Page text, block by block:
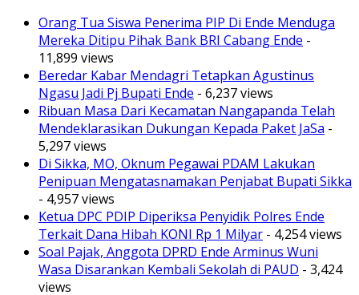
Orang Tua Siswa Penerima PIP Di Ende Menduga
Mereka Ditipu Pihak Bank BRI Cabang Ende -
11,899 views
Beredar Kabar Mendagri Tetapkan Agustinus
Ngasu Jadi Pj Bupati Ende - 6,237 views
Ribuan Masa Dari Kecamatan Nangapanda Telah
Mendeklarasikan Dukungan Kepada Paket JaSa -
5,297 views
Di Sikka, MO, Oknum Pegawai PDAM Lakukan
Penipuan Mengatasnamakan Penjabat Bupati Sikka
- 4,957 views
Ketua DPC PDIP Diperiksa Penyidik Polres Ende
Terkait Dana Hibah KONI Rp 1 Milyar - 4,254 views
Soal Pajak, Anggota DPRD Ende Arminus Wuni
Wasa Disarankan Kembali Sekolah di PAUD - 3,424
views